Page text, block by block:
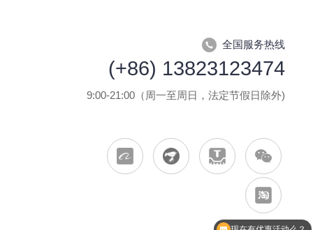
全国服务热线
(+86) 13823123474
9:00-21:00（周一至周日，法定节假日除外)
现在有优惠活动么？